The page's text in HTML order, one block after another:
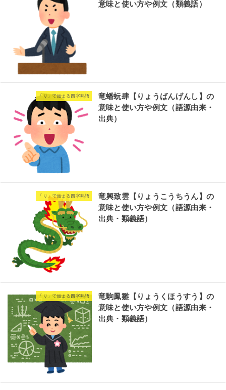
意味と使い方や例文（類義語）
「り」で始まる四字熟語
竜蟠蚖肆【りょうばんげんし】の
意味と使い方や例文（語源由来・
出典）
「り」で始まる四字熟語
竜興致雲【りょうこうちうん】の
意味と使い方や例文（語源由来・
出典・類義語）
「り」で始まる四字熟語
竜駒鳳雛【りょうくほうすう】の
意味と使い方や例文（語源由来・
出典・類義語）